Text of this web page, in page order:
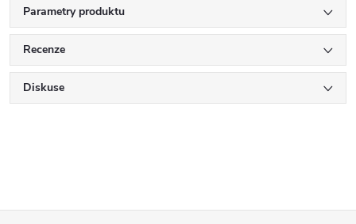
Parametry produktu
Recenze
Diskuse